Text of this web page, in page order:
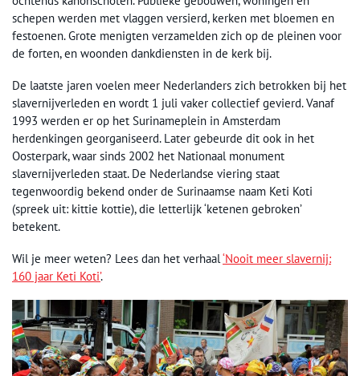
schepen werden met vlaggen versierd, kerken met bloemen en
festoenen. Grote menigten verzamelden zich op de pleinen voor
de forten, en woonden dankdiensten in de kerk bij.
De laatste jaren voelen meer Nederlanders zich betrokken bij het
slavernijverleden en wordt 1 juli vaker collectief gevierd. Vanaf
1993 werden er op het Surinameplein in Amsterdam
herdenkingen georganiseerd. Later gebeurde dit ook in het
Oosterpark, waar sinds 2002 het Nationaal monument
slavernijverleden staat. De Nederlandse viering staat
tegenwoordig bekend onder de Surinaamse naam Keti Koti
(spreek uit: kittie kottie), die letterlijk ‘ketenen gebroken’
betekent.
Wil je meer weten? Lees dan het verhaal‘Nooit meer slavernij:
160 jaar Keti Koti’.